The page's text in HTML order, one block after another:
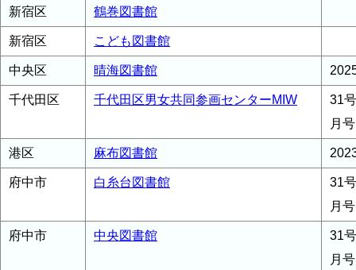
新宿区 鶴巻図書館
新宿区 こども図書館
中央区 晴海図書館
千代田区 千代田区男女共同参画センターMIW
31
月
港区 麻布図書館
府中市 白糸台図書館
31
月
府中市 中央図書館
31
月